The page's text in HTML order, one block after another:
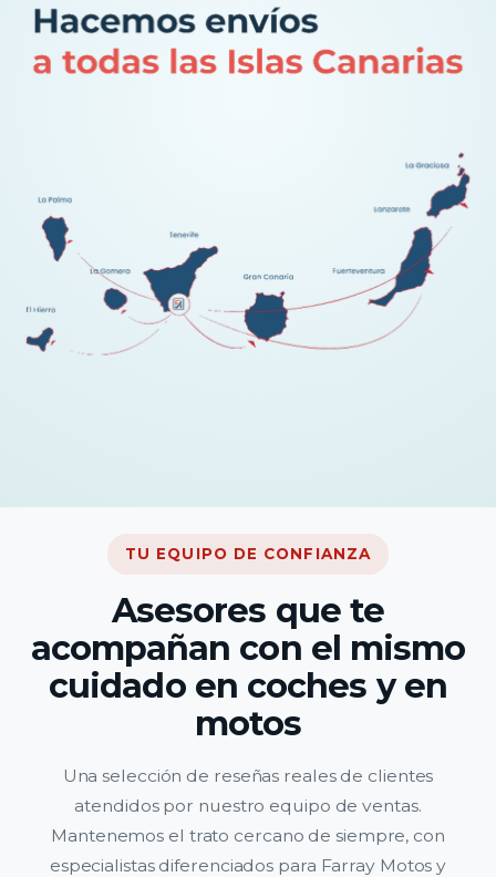
TU EQUIPO DE CONFIANZA
Asesores que te
acompañan con el mismo
cuidado en coches y en
motos
Una selección de reseñas reales de clientes
atendidos por nuestro equipo de ventas.
Mantenemos el trato cercano de siempre, con
especialistas diferenciados para Farray Motos y